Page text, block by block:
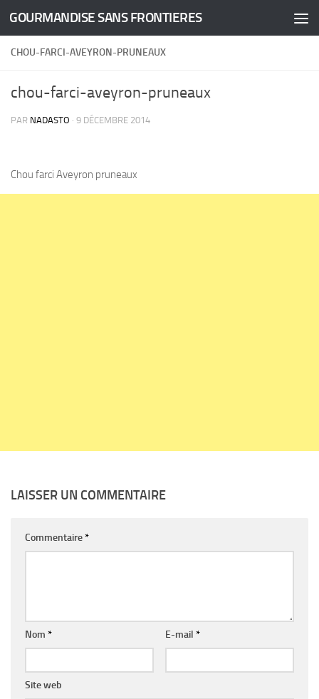
Skip to content
GOURMANDISE SANS FRONTIERES
CHOU-FARCI-AVEYRON-PRUNEAUX
chou-farci-aveyron-pruneaux
PAR NADASTO · 9 DÉCEMBRE 2014
Chou farci Aveyron pruneaux
LAISSER UN COMMENTAIRE
Commentaire*
Nom * E-mail *
Site web